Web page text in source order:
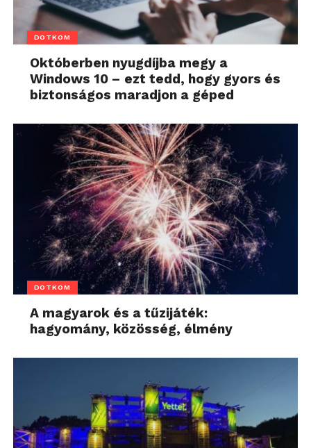
DOTKOM
Októberben nyugdíjba megy a
Windows 10 – ezt tedd, hogy gyors és
biztonságos maradjon a géped
DOTKOM
A magyarok és a tűzijáték:
hagyomány, közösség, élmény